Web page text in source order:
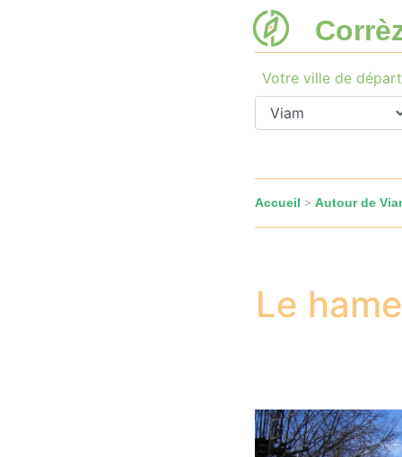
Votre ville de départ
Accueil > Autour de
Le